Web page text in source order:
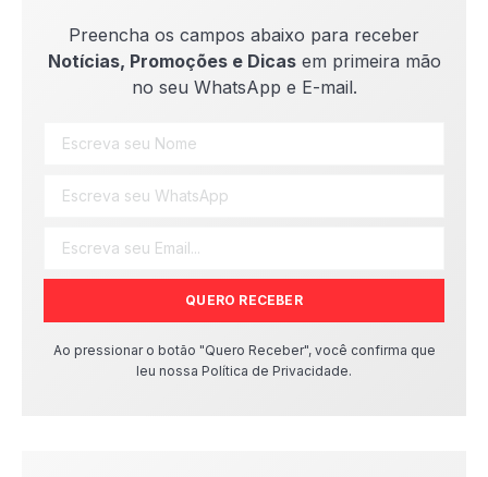
Preencha os campos abaixo para receber
Notícias, Promoções e Dicasem primeira mão
no seu WhatsApp e E-mail.
QUERO RECEBER
Ao pressionar o botão "Quero Receber", você confirma que
leu nossa Política de Privacidade.